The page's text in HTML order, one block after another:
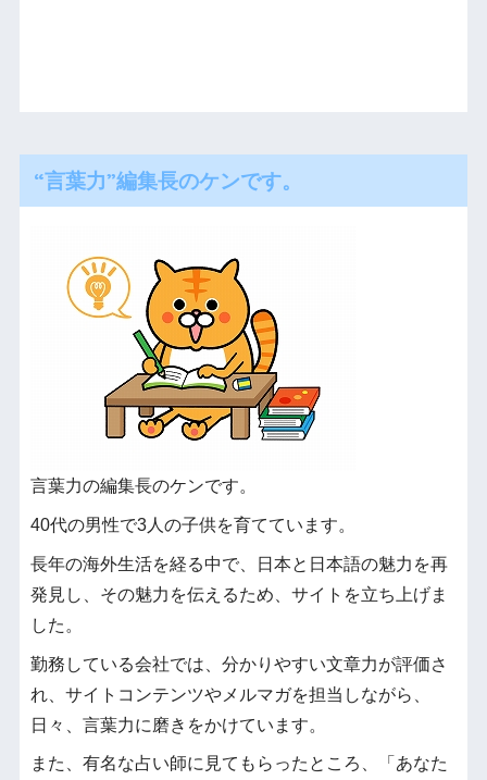
“言葉力”編集長のケンです。
言葉力の編集長のケンです。
40代の男性で3人の子供を育てています。
長年の海外生活を経る中で、日本と日本語の魅力を再
発見し、その魅力を伝えるため、サイトを立ち上げま
した。
勤務している会社では、分かりやすい文章力が評価さ
れ、サイトコンテンツやメルマガを担当しながら、
日々、言葉力に磨きをかけています。
また、有名な占い師に見てもらったところ、「あなた